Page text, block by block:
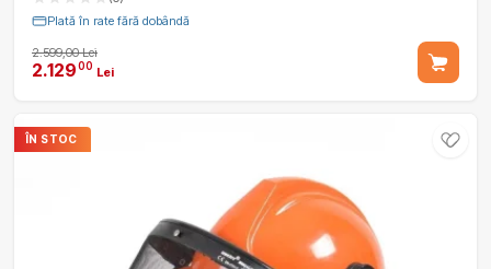
Plată în rate fără dobândă
2.599,00 Lei
2.12900 Lei
ÎN STOC